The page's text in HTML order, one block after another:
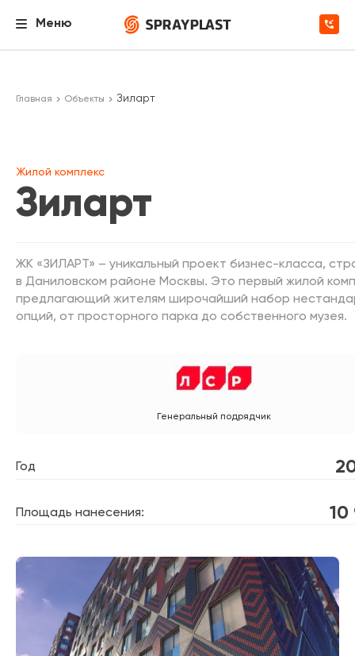
Меню
Главная Объекты Зиларт
Жилой комплекс
Зиларт
ЖК «ЗИЛАРТ» – уникальный проект бизнес-класса,
в Даниловском районе Москвы. Это первый жилой
предлагающий жителям широчайший набор
опций, от просторного парка до собственного музея.
Генеральный подрядчик
Год
Площадь нанесения: 10